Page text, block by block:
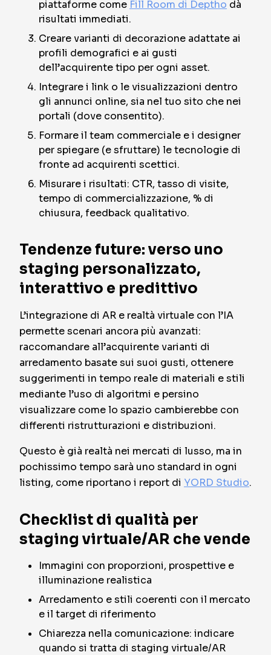
piattaforme come Fill Room di Deptho dà
risultati immediati.
Creare varianti di decorazione adattate ai
profili demografici e ai gusti
dell’acquirente tipo per ogni asset.
Integrare i link o le visualizzazioni dentro
gli annunci online, sia nel tuo sito che nei
portali (dove consentito).
Formare il team commerciale e i designer
per spiegare (e sfruttare) le tecnologie di
fronte ad acquirenti scettici.
Misurare i risultati: CTR, tasso di visite,
tempo di commercializzazione, % di
chiusura, feedback qualitativo.
Tendenze future: verso uno
staging personalizzato,
interattivo e predittivo
L’integrazione di AR e realtà virtuale con l’IA
permette scenari ancora più avanzati:
raccomandare all’acquirente varianti di
arredamento basate sui suoi gusti, ottenere
suggerimenti in tempo reale di materiali e stili
mediante l’uso di algoritmi e persino
visualizzare come lo spazio cambierebbe con
differenti ristrutturazioni e distribuzioni.
Questo è già realtà nei mercati di lusso, ma in
pochissimo tempo sarà uno standard in ogni
listing, come riportano i report di YORD Studio.
Checklist di qualità per
staging virtuale/AR che vende
Immagini con proporzioni, prospettive e
illuminazione realistica
Arredamento e stili coerenti con il mercato
e il target di riferimento
Chiarezza nella comunicazione: indicare
quando si tratta di staging virtuale/AR